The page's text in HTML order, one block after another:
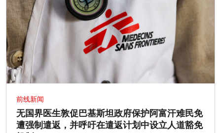
前线新闻
无国界医生敦促巴基斯坦政府保护阿富汗难民免
遭强制遣返，并呼吁在遣返计划中设立人道豁免